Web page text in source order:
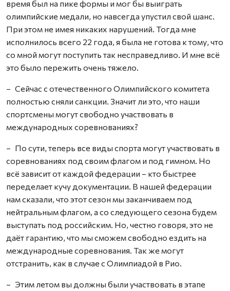
время был на пике формы и мог бы выиграть
олимпийские медали, но навсегда упустил свой шанс.
При этом не имея никаких нарушений. Тогда мне
исполнилось всего 22 года, я была не готова к тому, что
со мной могут поступить так несправедливо. И мне всё
это было пережить очень тяжело.
– Сейчас с отечественного Олимпийского комитета
полностью сняли санкции. Значит ли это, что наши
спортсмены могут свободно участвовать в
международных соревнованиях?
– По сути, теперь все виды спорта могут участвовать в
соревнованиях под своим флагом и под гимном. Но
всё зависит от каждой федерации – кто быстрее
переделает кучу документации. В нашей федерации
нам сказали, что этот сезон мы заканчиваем под
нейтральным флагом, а со следующего сезона будем
выступать под российским. Но, честно говоря, это не
даёт гарантию, что мы сможем свободно ездить на
международные соревнования. Так же могут
отстранить, как в случае с Олимпиадой в Рио.
– Этим летом вы должны были участвовать в этапе